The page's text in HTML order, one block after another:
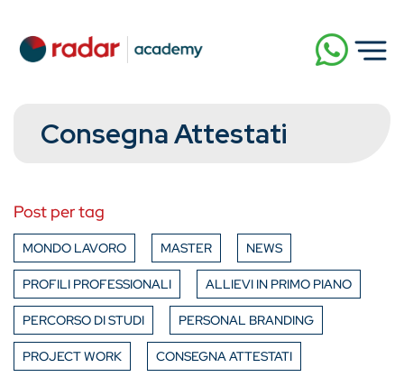
Consegna Attestati
Post per tag
MONDO LAVORO MASTER NEWS
PROFILI PROFESSIONALI ALLIEVI IN PRIMO PIANO
PERCORSO DI STUDI PERSONAL BRANDING
PROJECT WORK CONSEGNA ATTESTATI